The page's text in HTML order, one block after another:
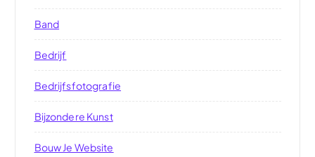
Band
Bedrijf
Bedrijfsfotografie
Bijzondere Kunst
Bouw Je Website